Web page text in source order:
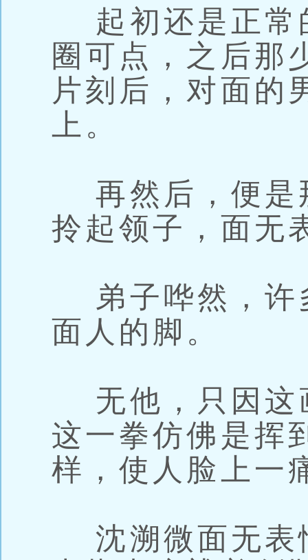
起初还是正常
圈可点，之后那
片刻后，对面的
上。
再然后，便是
拎起领子，面无
弟子哗然，许
面人的脚。
无他，只因这
这一拳仿佛是挥
样，使人脸上一
沈溯微面无表